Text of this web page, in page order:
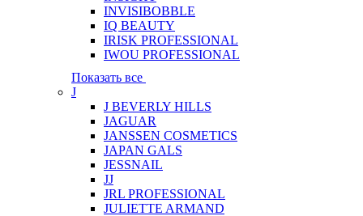
INVISIBOBBLE
IQ BEAUTY
IRISK PROFESSIONAL
IWOU PROFESSIONAL
Показать все
J
J BEVERLY HILLS
JAGUAR
JANSSEN COSMETICS
JAPAN GALS
JESSNAIL
JJ
JRL PROFESSIONAL
JULIETTE ARMAND